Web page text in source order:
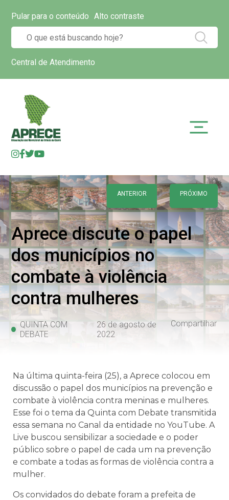
Pular para o conteúdo Alto contraste
Central de Atendimento
ANTERIOR PRÓXIMO
Aprece discute o papel
dos municípios no
combate à violência
contra mulheres
QUINTA COM
DEBATE
26 de agosto de
2022
Compartilhar
Na última quinta-feira (25), a Aprece colocou em
discussão o papel dos municípios na prevenção e
combate à violência contra meninas e mulheres.
Esse foi o tema da Quinta com Debate transmitida
essa semana no Canal da entidade no YouTube. A
Live buscou sensibilizar a sociedade e o poder
público sobre o papel de cada um na prevenção
e combate a todas as formas de violência contra a
mulher.
Os convidados do debate foram a prefeita de